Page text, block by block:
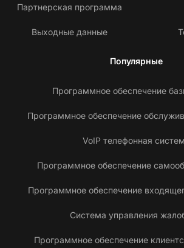
Партнерская программа
Выходные данные
Популярные
Программное обеспечение
Программное обеспечение
VoIP телефонная
Программное обеспечение
Программное обеспечение
Система управления
Программное обеспечение